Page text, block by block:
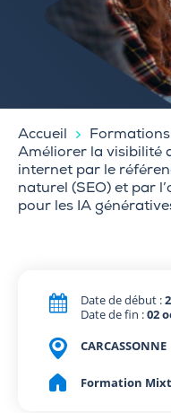
Accueil
Formations
Améliorer la visibilité
internet par le
naturel (SEO) et par
pour les IA
Date de début :
Date de fin :02
CARCASSONNE
Formation